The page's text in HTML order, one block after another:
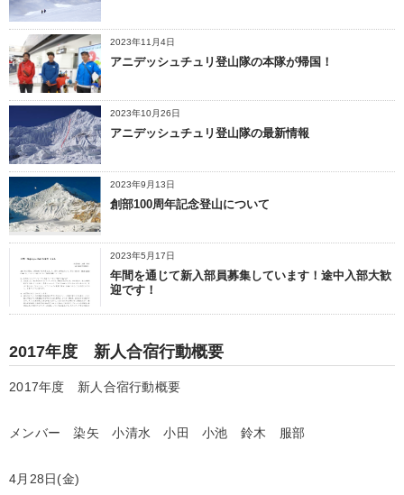
2023年11月4日
アニデッシュチュリ登山隊の本隊が帰国！
2023年10月26日
アニデッシュチュリ登山隊の最新情報
2023年9月13日
創部100周年記念登山について
2023年5月17日
年間を通じて新入部員募集しています！途中入部大歓
迎です！
2017年度 新人合宿行動概要
2017年度 新人合宿行動概要
メンバー 染矢 小清水 小田 小池 鈴木 服部
4月28日(金)